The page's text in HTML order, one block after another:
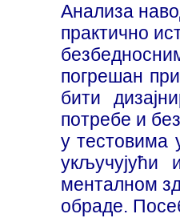
Анализа
практично
погрешан
бити
потребе и
у тестовима
укључујући
менталном
обраде.